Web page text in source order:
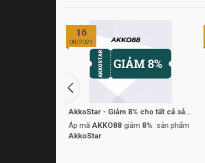
16
08/2024
AkkoStar - Giảm 8% cho tất cả sản
phẩm
Áp mã AKKO88 giảm 8% sản phẩm
AkkoStar